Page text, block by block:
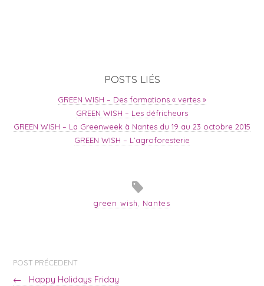
POSTS LIÉS
GREEN WISH – Des formations « vertes »
GREEN WISH – Les défricheurs
GREEN WISH – La Greenweek à Nantes du 19 au 23 octobre 2015
GREEN WISH – L’agroforesterie
green wish, Nantes
POST PRÉCEDENT
← Happy Holidays Friday